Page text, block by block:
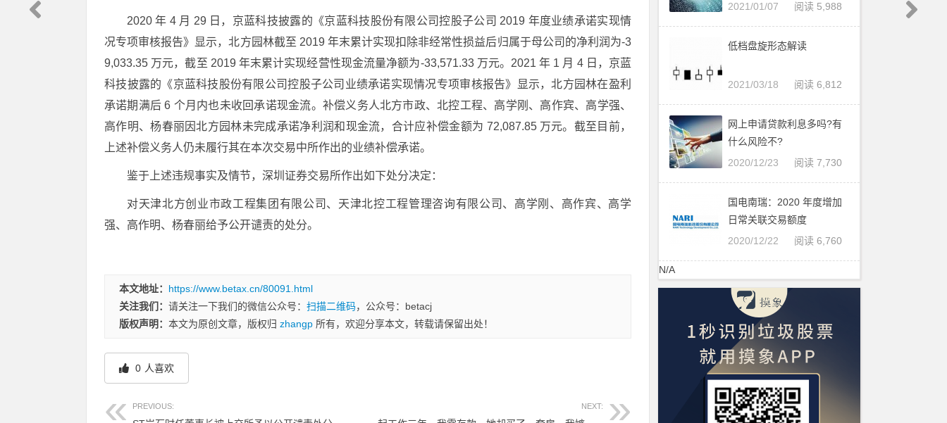
2020 年 4 月 29 日，京蓝科技披露的《京蓝科技股份有限公司控股子公司 2019 年度业绩承诺实现情
况专项审核报告》显示，北方园林截至 2019 年末累计实现扣除非经常性损益后归属于母公司的净利润为-3
9,033.35 万元，截至 2019 年末累计实现经营性现金流量净额为-33,571.33 万元。2021 年 1 月 4 日，京蓝
科技披露的《京蓝科技股份有限公司控股子公司业绩承诺实现情况专项审核报告》显示，北方园林在盈利
承诺期满后 6 个月内也未收回承诺现金流。补偿义务人北方市政、北控工程、高学刚、高作宾、高学强、
高作明、杨春丽因北方园林未完成承诺净利润和现金流，合计应补偿金额为 72,087.85 万元。截至目前，
上述补偿义务人仍未履行其在本次交易中所作出的业绩补偿承诺。
鉴于上述违规事实及情节，深圳证券交易所作出如下处分决定：
对天津北方创业市政工程集团有限公司、天津北控工程管理咨询有限公司、高学刚、高作宾、高学
强、高作明、杨春丽给予公开谴责的处分。
本文地址： https://www.betax.cn/80091.html
关注我们： 请关注一下我们的微信公众号： 扫描二维码，公众号：betacj
版权声明： 本文为原创文章，版权归 zhangp 所有，欢迎分享本文，转载请保留出处！
0 人喜欢
PREVIOUS: NEXT:
阅读 5,988
2021/01/07
低档盘旋形态解读
阅读 6,812
2021/03/18
网上申请贷款利息多吗?有
什么风险不?
阅读 7,730
2020/12/23
国电南瑞：2020 年度增加
日常关联交易额度
阅读 6,760
2020/12/22
N/A